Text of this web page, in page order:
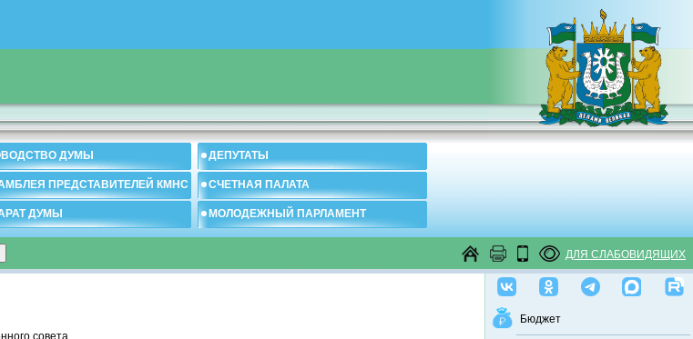
ДУМЫ ДЕПУТАТЫ
ПРЕДСТАВИТЕЛЕЙ КМНС СЧЕТНАЯ ПАЛАТА
ДУМЫ МОЛОДЕЖНЫЙ ПАРЛАМЕНТ
ДЛЯ СЛАБОВИДЯЩИХ
Бюджет
совета